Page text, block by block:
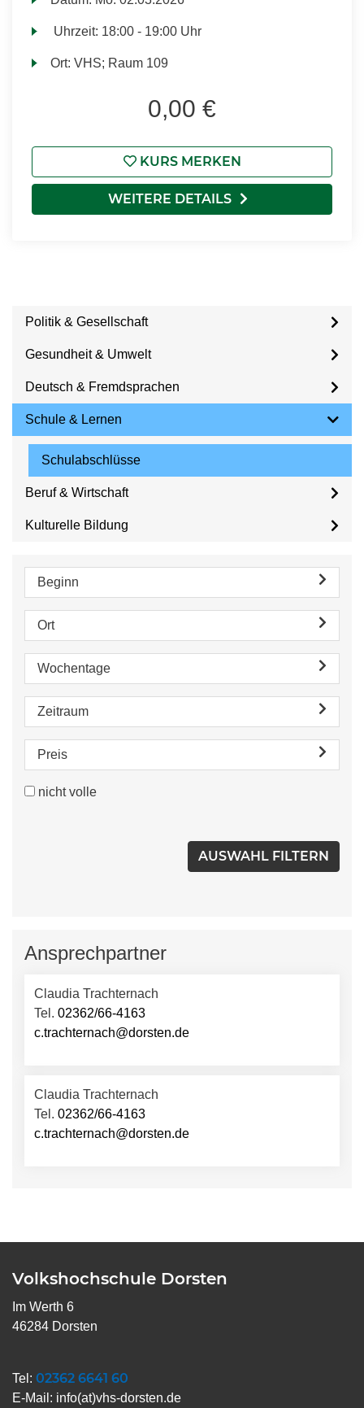
Uhrzeit: 18:00 - 19:00 Uhr
Ort:VHS; Raum 109
0,00 €
KURS MERKEN
WEITERE DETAILS
Politik & Gesellschaft
Gesundheit & Umwelt
Deutsch & Fremdsprachen
Schule & Lernen
Schulabschlüsse
Beruf & Wirtschaft
Kulturelle Bildung
Beginn
Ort
Wochentage
Zeitraum
Preis
nicht volle
Ansprechpartner
Claudia Trachternach
Tel. 02362/66-4163
c.trachternach@dorsten.de
Claudia Trachternach
Tel. 02362/66-4163
c.trachternach@dorsten.de
Volkshochschule Dorsten
Im Werth 6
46284 Dorsten
Tel: 02362 6641 60
E-Mail: info(at)vhs-dorsten.de